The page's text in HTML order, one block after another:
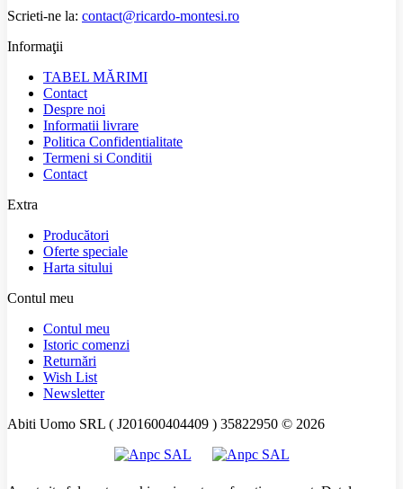
Scrieti-ne la: contact@ricardo-montesi.ro
Informaţii
TABEL MĂRIMI
Contact
Despre noi
Informatii livrare
Politica Confidentialitate
Termeni si Conditii
Contact
Extra
Producători
Oferte speciale
Harta sitului
Contul meu
Contul meu
Istoric comenzi
Returnări
Wish List
Newsletter
Abiti Uomo SRL ( J201600404409 ) 35822950 © 2026